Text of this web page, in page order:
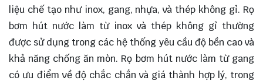
liệu chế tạo như inox, gang, nhựa, và thép không gỉ. Rọ
bơm hút nước làm từ inox và thép không gỉ thường
được sử dụng trong các hệ thống yêu cầu độ bền cao và
khả năng chống ăn mòn. Rọ bơm hút nước làm từ gang
có ưu điểm về độ chắc chắn và giá thành hợp lý, trong